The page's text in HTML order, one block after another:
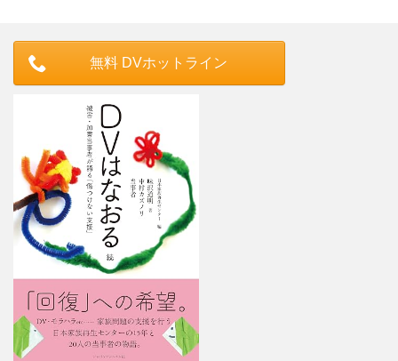
無料 DVホットライン